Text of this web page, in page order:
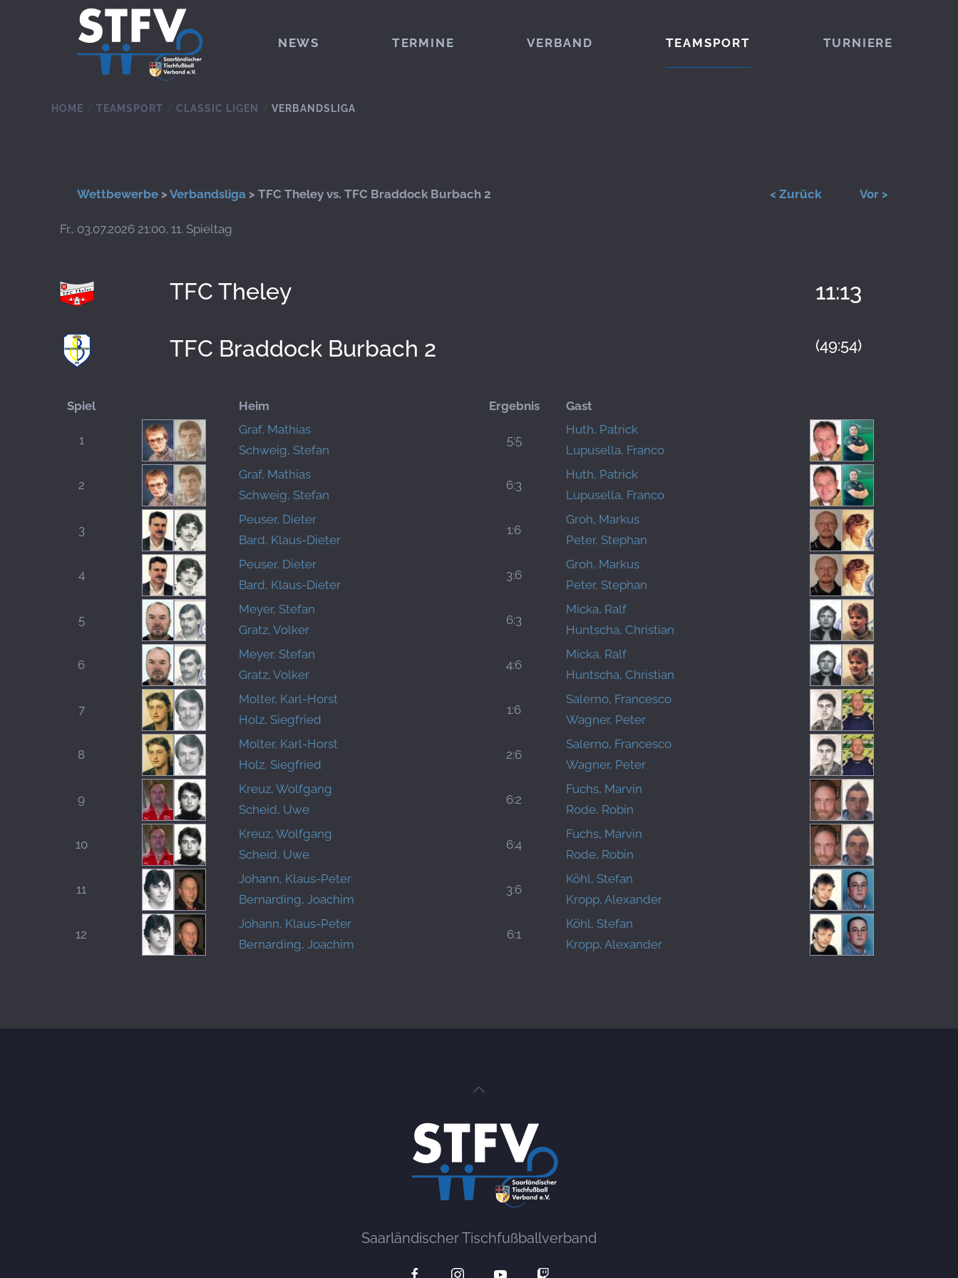
Zum Hauptinhalt springen
NEWS TERMINE VERBAND TEAMSPORT TURNIERE
HOME TEAMSPORT CLASSIC LIGEN VERBANDSLIGA
Wettbewerbe >Verbandsliga > TFC Theley vs. TFC Braddock Burbach 2 < Zurück Vor >
Fr., 03.07.2026 21:00, 11. Spieltag
TFC Theley 11:13
(49:54)
TFC Braddock Burbach 2
Spiel Heim Ergebnis Gast
1
Graf, Mathias
Schweig, Stefan
5:5
Huth, Patrick
Lupusella, Franco
2
Graf, Mathias
Schweig, Stefan
6:3
Huth, Patrick
Lupusella, Franco
3
Peuser, Dieter
Bard, Klaus-Dieter
1:6
Groh, Markus
Peter, Stephan
4
Peuser, Dieter
Bard, Klaus-Dieter
3:6
Groh, Markus
Peter, Stephan
5
Meyer, Stefan
Gratz, Volker
6:3
Micka, Ralf
Huntscha, Christian
6
Meyer, Stefan
Gratz, Volker
4:6
Micka, Ralf
Huntscha, Christian
7
Molter, Karl-Horst
Holz, Siegfried
1:6
Salerno, Francesco
Wagner, Peter
8
Molter, Karl-Horst
Holz, Siegfried
2:6
Salerno, Francesco
Wagner, Peter
9
Kreuz, Wolfgang
Scheid, Uwe
6:2
Fuchs, Marvin
Rode, Robin
10
Kreuz, Wolfgang
Scheid, Uwe
6:4
Fuchs, Marvin
Rode, Robin
11
Johann, Klaus-Peter
Bernarding, Joachim
3:6
Köhl, Stefan
Kropp, Alexander
12
Johann, Klaus-Peter
Bernarding, Joachim
6:1
Köhl, Stefan
Kropp, Alexander
Saarländischer Tischfußballverband